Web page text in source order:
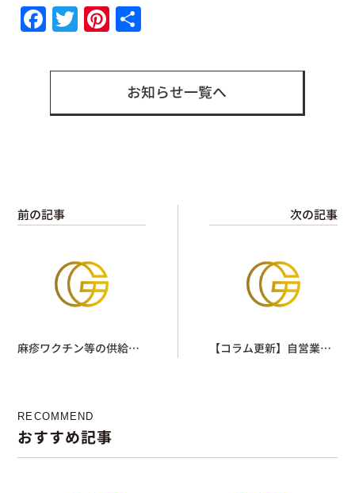
Facebook
TwitterPinterest
お知らせ一覧へ
前の記事
麻疹ワクチン等の供給状
次の記事
【コラム更新】自営業・
RECOMMEND
おすすめ記事